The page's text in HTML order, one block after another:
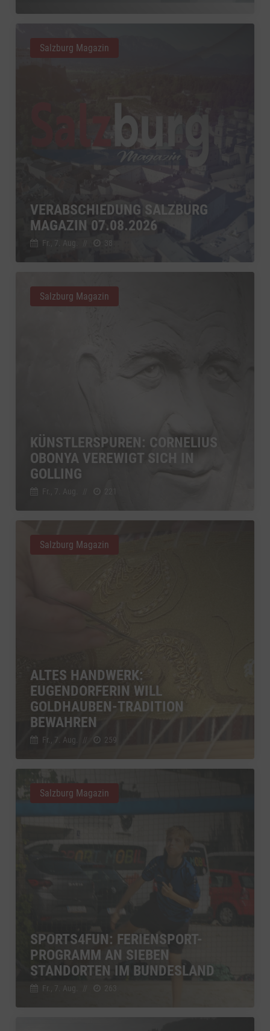
VERABSCHIEDUNG SALZBURG
MAGAZIN 07.08.2026
Fr., 7. Aug. 38
Salzburg Magazin
KÜNSTLERSPUREN: CORNELIUS
OBONYA VEREWIGT SICH IN
GOLLING
Salzburg Magazin
ALTES HANDWERK:
EUGENDORFERIN WILL
GOLDHAUBEN-TRADITION
BEWAHREN
Fr., 7. Aug. // 259
Salzburg Magazin
SPORTS4FUN: FERIENSPORT-
PROGRAMM AN SIEBEN
STANDORTEN IM BUNDESLAND
Fr., 7. Aug. 263
Salzburg Magazin